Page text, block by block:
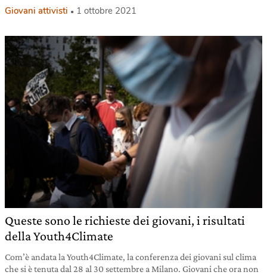
Giovani attivisti 1 ottobre 2021
Queste sono le richieste dei giovani, i risultati
della Youth4Climate
Com’è andata la Youth4Climate, la conferenza dei giovani sul clima
che si è tenuta dal 28 al 30 settembre a Milano. Giovani che ora non